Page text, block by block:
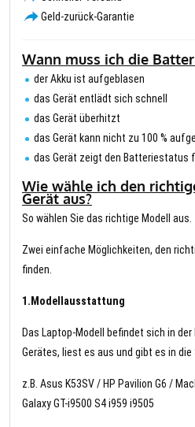
Geld-zurück-Garantie
Wann muss ich die
der Akku ist aufgeblasen
das Gerät entlädt sich schnell
das Gerät überhitzt
das Gerät kann nicht zu 100 %
das Gerät zeigt den Batteriestatus
Wie wähle ich den
Gerät aus?
So wählen Sie das richtige Modell aus.
Zwei einfache Möglichkeiten, den
finden.
1.Modellausstattung
Das Laptop-Modell befindet sich in
Gerätes, liest es aus und gibt es in die
z.B. Asus K53SV / HP Pavilion G6 /
Galaxy GT-i9500 S4 i959 i9505